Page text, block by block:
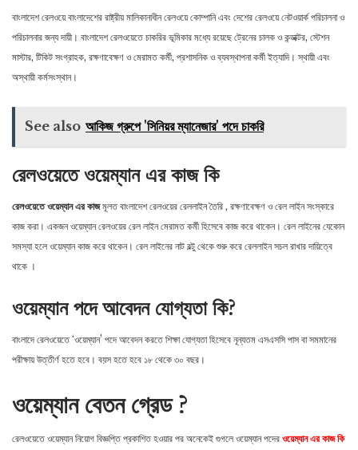
বাংলাদেশ রেলওয়ে বাংলাদেশের রাষ্ট্রীয় মালিকানাধীন রেলওয়ে কোম্পানি এবং দেশের রেলওয়ে নেটওয়ার্ক পরিচালনা ও
পরিচালনার জন্য দায়ী। বাংলাদেশ রেলওয়েতে চাকরির ভূমিকার মধ্যে রয়েছে ট্রেনের চালক ও কন্ডাক্টর, স্টেশন
মাস্টার, টিকিট সংগ্রাহক, রক্ষণাবেক্ষণ ও মেরামত কর্মী, প্রশাসনিক ও ব্যবস্থাপনা কর্মী ইত্যাদি। স্থায়ী এবং
অস্থায়ী কর্মসংস্থান।
See also আকিজ গ্রুপে 'সিনিয়র ম্যানেজার' পদে চাকরি
রেলওয়েতে ওয়েম্যান এর কাজ কি
রেলওয়েতে ওয়েম্যান এর কাজমূলত বাংলাদেশ রেলওয়ের রেললাইন তৈরি , রক্ষণাবেক্ষণ ও রেল লাইন সংস্কারে
কাজ করা। একজন ওয়েম্যান রেলওয়ের রেল লাইন মেরামত কর্মী হিসেবে কাজ করে থাকেন। রেল লাইনের যেকোন
সমস্যা হলে ওয়েম্যান কাজ করে থাকেন। রেল লাইনের নাট বল্টু থেকে শুরু করে রেললাইন সচল রাখার দায়িত্বে
থাকে ।
ওয়েম্যান পদে আবেদন যোগ্যতা কি?
বাংলাদে রেলওয়েতে ‘ওয়েম্যান’ পদে আবেদন করতে শিক্ষা যোগ্যতা হিসেবে নূন্যতম এসএসসি পাস বা সমমানের
পরীক্ষায় উত্তীর্ণ হতে হবে। বয়স হতে হবে ১৮ থেকে ৩০ বছর।
ওয়েম্যান বেতন গ্রেড ?
রেলওয়েতে ওয়েম্যান নিয়োগ বিজ্ঞপ্তি প্রকাশিত হওয়ার পর অনেকেই গুগলে ওয়েম্যান পদের ওয়েম্যান এর কাজ কি